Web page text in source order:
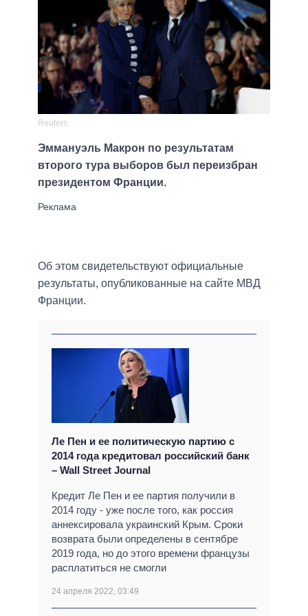
Reuters
Эммануэль Макрон по результатам
второго тура выборов был переизбран
президентом Франции.
Об этом свидетельствуют официальные
результаты, опубликованные на сайте МВД
Франции.
Ле Пен и ее политическую партию с
2014 года кредитовал российский банк
– Wall Street Journal
Кредит Ле Пен и ее партия получили в
2014 году - уже после того, как россия
аннексировала украинский Крым. Сроки
возврата были определены в сентябре
2019 года, но до этого времени французы
расплатиться не смогли
24 апреля 2022, 03:49